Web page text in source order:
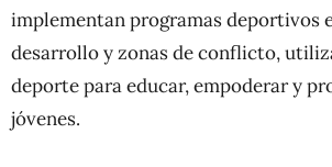
implementan programas deportivos
desarrollo y zonas de conflicto,
deporte para educar, empoderar y
jóvenes.